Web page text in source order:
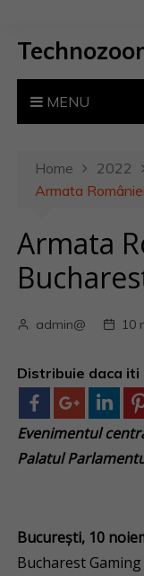
MENU
Home 2022
Armata
Armata
admin@ 10
Distribuie daca
Evenimentul
Palatul
București, 10
Bucharest